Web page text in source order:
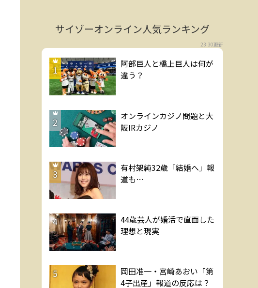
サイゾーオンライン人気ランキング
23:30更新
1
阿部巨人と橋上巨人は何が
違う？
2
オンラインカジノ問題と大
阪IRカジノ
3
有村架純32歳「結婚へ」報
道も…
4
44歳芸人が婚活で直面した
理想と現実
5
岡田准一・宮崎あおい「第
4子出産」報道の反応は？